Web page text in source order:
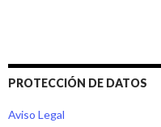
PROTECCIÓN DE DATOS
Aviso Legal